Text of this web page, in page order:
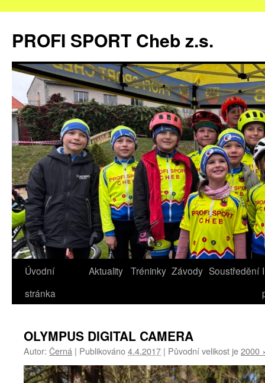
obsahu
webu
PROFI SPORT Cheb z.s.
Úvodní
stránka
Aktuality Tréninky Závody Soustředění
OLYMPUS DIGITAL CAMERA
Autor: Černá | Publikováno4.4.2017 | Původní velikost je2000